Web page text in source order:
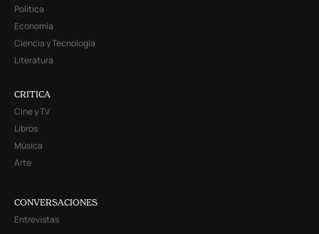
Política
Economía
Ciencia y Tecnología
Literatura
CRITICA
Cine y TV
Libros
Música
Arte
CONVERSACIONES
Entrevistas